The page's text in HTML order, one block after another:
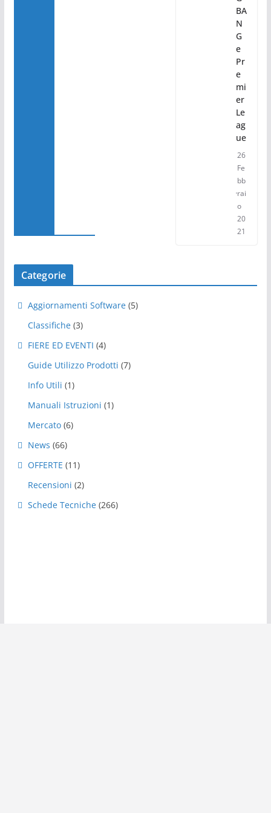
BA
N
G
e
Pr
e
mi
er
Le
ag
ue
26
Fe
bb
rai
o
20
21
Categorie
Aggiornamenti Software (5)
Classifiche (3)
FIERE ED EVENTI (4)
Guide Utilizzo Prodotti (7)
Info Utili (1)
Manuali Istruzioni (1)
Mercato (6)
News (66)
OFFERTE (11)
Recensioni (2)
Schede Tecniche (266)